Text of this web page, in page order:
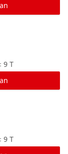
9 T
：
9 T
：